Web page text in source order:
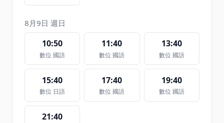
8月9日 週日
10:50
數位 國語
11:40
數位 國語
13:40
數位 國語
15:40
數位 日語
17:40
數位 國語
19:40
數位 國語
21:40